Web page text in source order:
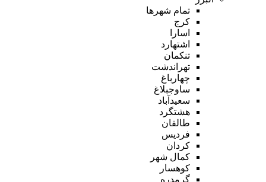
تمام شهر‌ها
کرج
اسارا
اشتهارد
تنکمان
تهراندشت
چهارباغ
ساوجبلاغ
سعیدآباد
هشتگرد
طالقان
فردیس
کردان
کمال شهر
کوهسار
گرمدره